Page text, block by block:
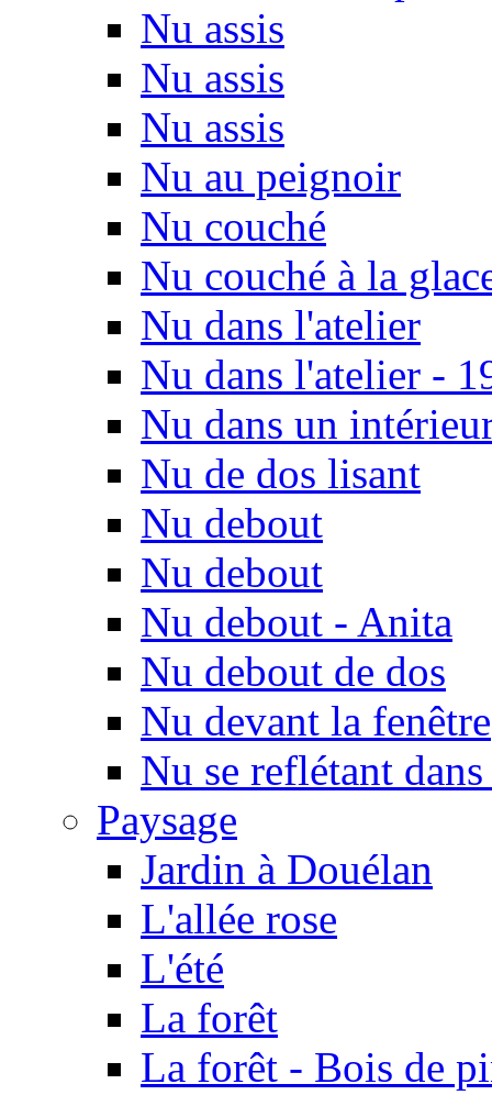
Nu assis
Nu assis
Nu assis
Nu au peignoir
Nu couché
Nu couché à la
Nu dans l'atelier
Nu dans l'atelier -
Nu dans un
Nu de dos lisant
Nu debout
Nu debout
Nu debout - Anita
Nu debout de dos
Nu devant la fenêtre
Nu se reflétant
Paysage
Jardin à Douélan
L'allée rose
L'été
La forêt
La forêt - Bois de